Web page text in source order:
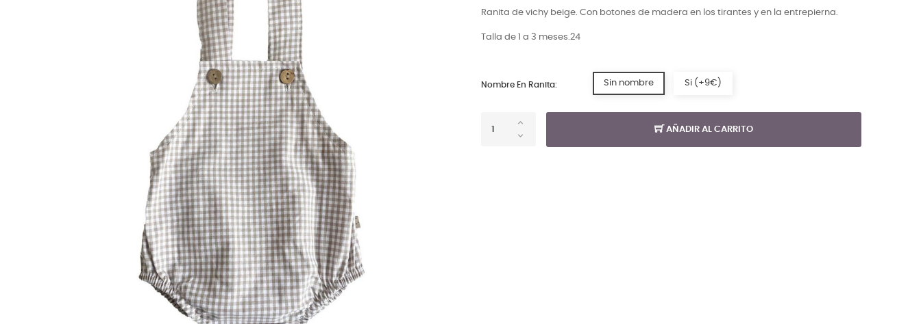
Ranita de vichy beige. Con botones de madera en los tirantes y en la entrepierna.
Talla de 1 a 3 meses.24
Nombre En Ranita: Sin nombre Si (+9€)
AÑADIR AL CARRITO